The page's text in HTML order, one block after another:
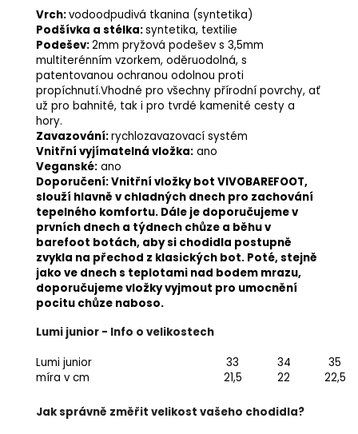
Vrch:vodoodpudivá tkanina (syntetika)
Podšívka a stélka:syntetika, textilie
Podešev:2mm pryžová podešev s 3,5mm
multiterénním vzorkem, oděruodolná, s
patentovanou ochranou odolnou proti
propíchnutí.Vhodné pro všechny přírodní povrchy, ať
už pro bahnité, tak i pro tvrdé kamenité cesty a
hory.
Zavazování:rychlozavazovací systém
Vnitřní vyjímatelná vložka: ano
Veganské: ano
Doporučení: Vnitřní vložky bot VIVOBAREFOOT,
slouží hlavně v chladných dnech pro zachování
tepelného komfortu. Dále je doporučujeme v
prvních dnech a týdnech chůze a běhu v
barefoot botách, aby si chodidla postupně
zvykla na přechod z klasických bot. Poté, stejně
jako ve dnech s teplotami nad bodem mrazu,
doporučujeme vložky vyjmout pro umocnění
pocitu chůze naboso.
Lumi junior - Info o velikostech
Lumi junior 33 34
35
míra v cm
21,5 22 22,5
Jak správně změřit velikost vašeho chodidla?